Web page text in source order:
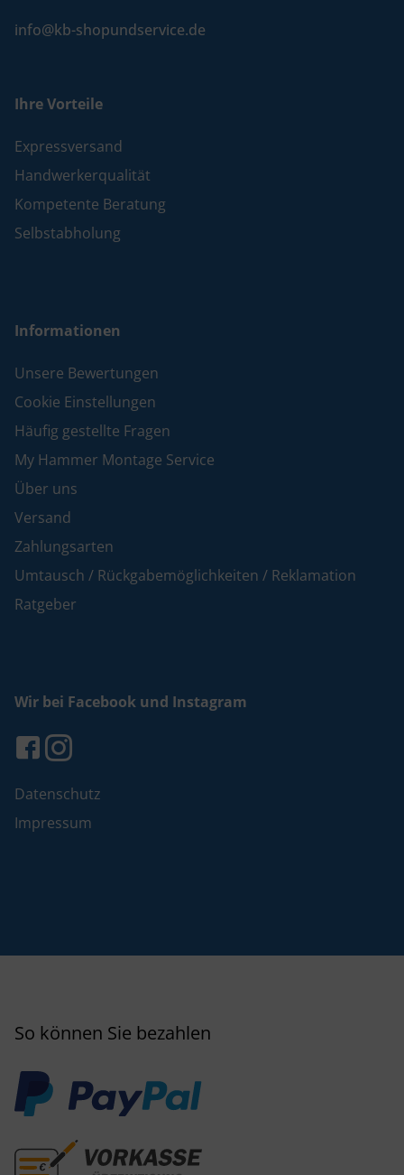
info@kb-shopundservice.de
Ihre Vorteile
Expressversand
Handwerkerqualität
Kompetente Beratung
Selbstabholung
Informationen
Unsere Bewertungen
Cookie Einstellungen
Häufig gestellte Fragen
My Hammer Montage Service
Über uns
Versand
Zahlungsarten
Umtausch / Rückgabemöglichkeiten / Reklamation
Ratgeber
Wir bei Facebook und Instagram
Datenschutz
Impressum
So können Sie bezahlen